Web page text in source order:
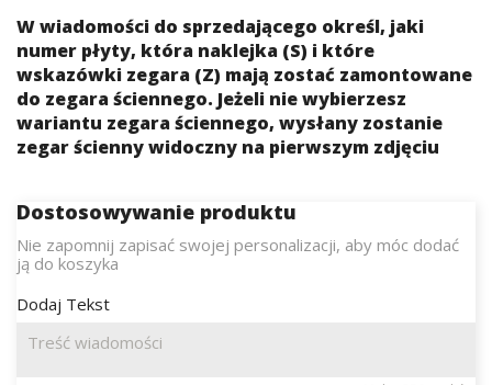
W wiadomości do sprzedającego określ, jaki
numer płyty, która naklejka (S) i które
wskazówki zegara (Z) mają zostać zamontowane
do zegara ściennego. Jeżeli nie wybierzesz
wariantu zegara ściennego, wysłany zostanie
zegar ścienny widoczny na pierwszym zdjęciu
Dostosowywanie produktu
Nie zapomnij zapisać swojej personalizacji, aby móc dodać
ją do koszyka
Dodaj Tekst